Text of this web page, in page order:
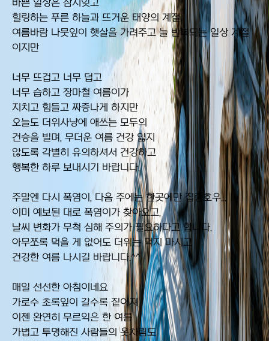
바쁜 일상은 잠시잊고
힐링하는 푸른 하늘과 뜨거운 태양의 계절
여름바람 나뭇잎이 햇살을 가려주고 늘 반복되는 일상 계절
이지만
너무 뜨겁고 너무 덥고
너무 습하고 장마철 여름이가
지치고 힘들고 짜증나게 하지만
오늘도 더위사냥에 애쓰는 모두의
건승을 빌며, 무더운 여름 건강 잃지
않도록 각별히 유의하셔서 건강하고
행복한 하루 보내시기 바랍니다.
주말엔 다시 폭염이, 다음 주에는 한곳에만 집중호우...
이미 예보된 대로 폭염이가 찾아오고,
날씨 변화가 무척 심해 주의가 필요하다고 합니다.
아무쪼록 먹을 게 없어도 더위는 먹지 마시고
건강한 여름 나시길 바랍니다.^^
매일 선선한 아침이네요
가로수 초록잎이 갈수록 짙어져
이젠 완연히 무르익은 한 여름
가볍고 투명해진 사람들의 옷차림도